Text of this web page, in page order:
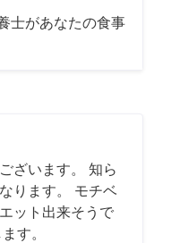
士があなたの食事
ざいます。 知ら
ります。 モチベ
ット出来そうで
す。